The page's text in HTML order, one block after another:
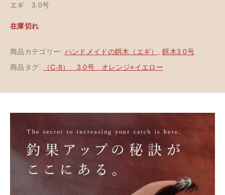
エギ 3.0号
在庫切れ
商品カテゴリー: ハンドメイドの餌木（エギ） ,餌木3.0号
商品タグ:
（C-8） 3.0号 オレンジ×イエロー